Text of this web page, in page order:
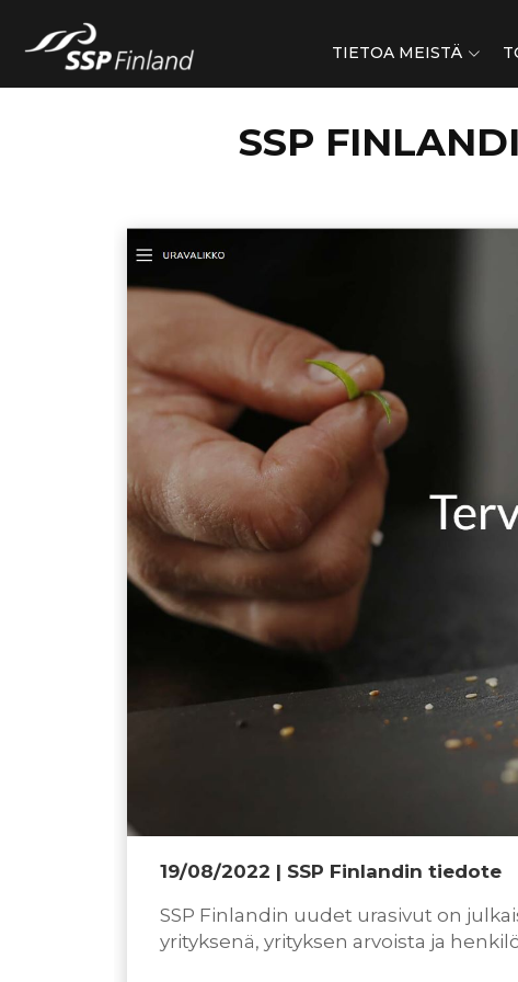
TIETOA MEISTÄ
SSP
19/08/2022 | SSP Finlandin tiedote
SSP Finlandin uudet urasivut on
yrityksenä, yrityksen arvoista ja